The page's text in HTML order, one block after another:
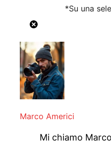
*Su una
Marco Americi
Mi chiamo